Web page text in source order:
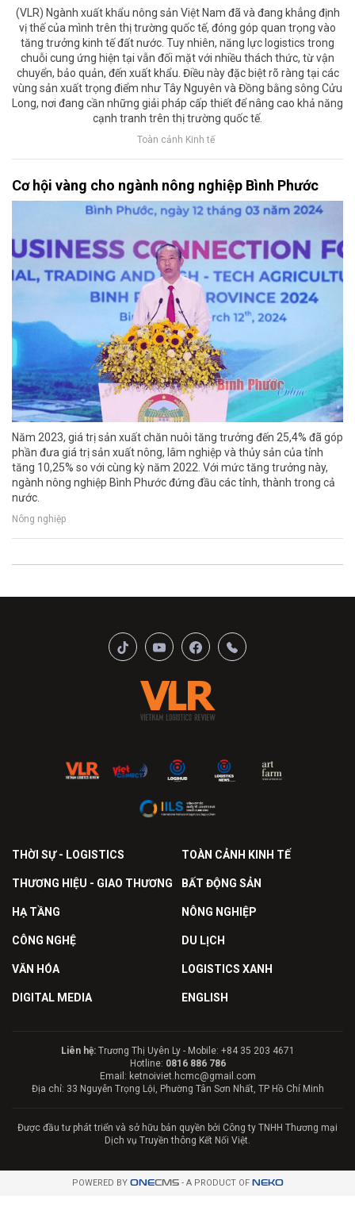
(VLR) Ngành xuất khẩu nông sản Việt Nam đã và đang khẳng định
vị thế của mình trên thị trường quốc tế, đóng góp quan trọng vào
tăng trưởng kinh tế đất nước. Tuy nhiên, năng lực logistics trong
chuỗi cung ứng hiện tại vẫn đối mặt với nhiều thách thức, từ vận
chuyển, bảo quản, đến xuất khẩu. Điều này đặc biệt rõ ràng tại các
vùng sản xuất trọng điểm như Tây Nguyên và Đồng bằng sông Cửu
Long, nơi đang cần những giải pháp cấp thiết để nâng cao khả năng
cạnh tranh trên thị trường quốc tế.
Toàn cảnh Kinh tế
Cơ hội vàng cho ngành nông nghiệp Bình Phước
Năm 2023, giá trị sản xuất chăn nuôi tăng trưởng đến 25,4% đã góp
phần đưa giá trị sản xuất nông, lâm nghiệp và thủy sản của tỉnh
tăng 10,25% so với cùng kỳ năm 2022. Với mức tăng trưởng này,
ngành nông nghiệp Bình Phước đứng đầu các tỉnh, thành trong cả
nước.
Nông nghiệp
THỜI SỰ - LOGISTICS TOÀN CẢNH KINH TẾ
THƯƠNG HIỆU - GIAO THƯƠNG BẤT ĐỘNG SẢN
HẠ TẦNG NÔNG NGHIỆP
CÔNG NGHỆ DU LỊCH
VĂN HÓA LOGISTICS XANH
DIGITAL MEDIA ENGLISH
Liên hệ:Trương Thị Uyên Ly - Mobile: +84 35 203 4671
Hotline: 0816 886 786
Email: ketnoiviet.hcmc@gmail.com
Địa chỉ: 33 Nguyễn Trọng Lội, Phường Tân Sơn Nhất, TP Hồ Chí Minh
Được đầu tư phát triển và sở hữu bản quyền bởi Công ty TNHH Thương mại
Dịch vụ Truyền thông Kết Nối Việt.
POWERED BY ONECMS- A PRODUCT OF NEKO